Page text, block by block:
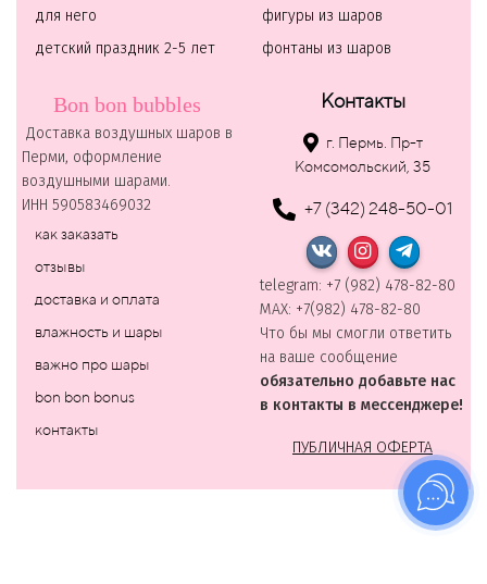
для него
детский праздник 2-5 лет
фигуры из шаров
фонтаны из шаров
Bon bon bubbles
Доставка воздушных шаров в
Перми, оформление
воздушными шарами.
ИНН 590583469032
как заказать
отзывы
доставка и оплата
влажность и шары
важно про шары
bon bon bonus
контакты
Контакты
г. Пермь. Пр-т
Комсомольский, 35
+7 (342) 248-50-01
telegram: +7 (982) 478-82-80
MAХ: +7(982) 478-82-80
Что бы мы смогли ответить
на ваше сообщение
обязательно добавьте нас
в контакты в мессенджере!
ПУБЛИЧНАЯ ОФЕРТА